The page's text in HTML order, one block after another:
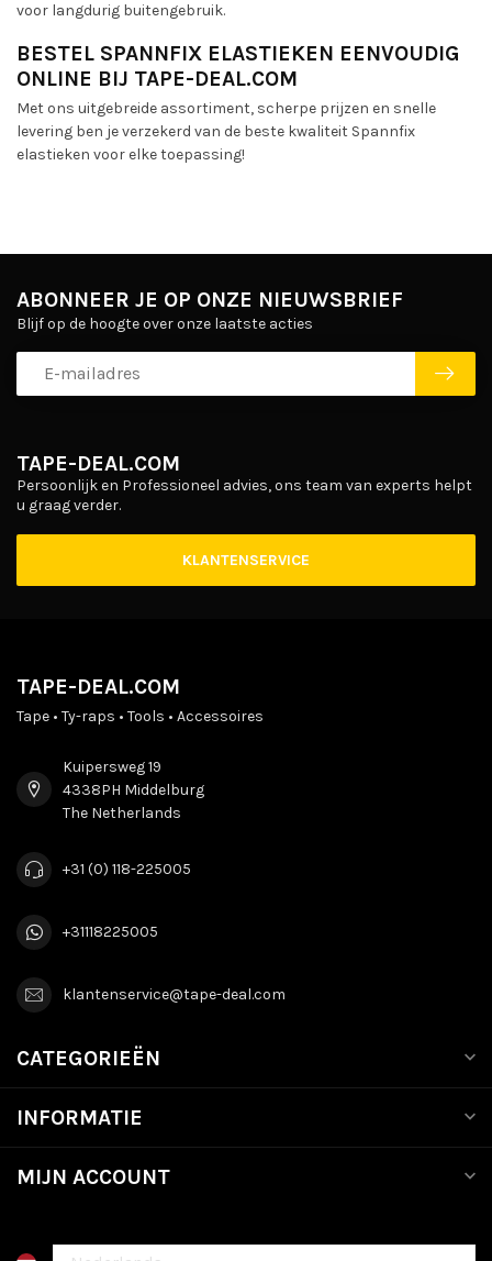
voor langdurig buitengebruik.
BESTEL SPANNFIX ELASTIEKEN EENVOUDIG
ONLINE BIJ TAPE-DEAL.COM
Met ons uitgebreide assortiment, scherpe prijzen en snelle
levering ben je verzekerd van de beste kwaliteit Spannfix
elastieken voor elke toepassing!
TAPE-DEAL.COM
Persoonlijk en Professioneel advies, ons team van experts helpt
u graag verder.
KLANTENSERVICE
ABONNEER JE OP ONZE NIEUWSBRIEF
Blijf op de hoogte over onze laatste acties
TAPE-DEAL.COM
Tape • Ty-raps • Tools • Accessoires
Kuipersweg 19
4338PH Middelburg
The Netherlands
+31 (0) 118-225005
+31118225005
klantenservice@tape-deal.com
CATEGORIEËN
INFORMATIE
MIJN ACCOUNT